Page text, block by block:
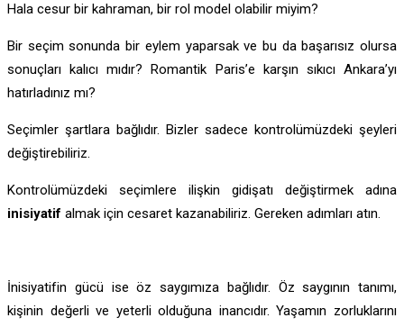
Hala cesur bir kahraman, bir rol model olabilir miyim?
Bir seçim sonunda bir eylem yaparsak ve bu da başarısız olursa
sonuçları kalıcı mıdır? Romantik Paris’e karşın sıkıcı Ankara’yı
hatırladınız mı?
Seçimler şartlara bağlıdır. Bizler sadece kontrolümüzdeki şeyleri
değiştirebiliriz.
Kontrolümüzdeki seçimlere ilişkin gidişatı değiştirmek adına
inisiyatif almak için cesaret kazanabiliriz. Gereken adımları atın.
İnisiyatifin gücü ise öz saygımıza bağlıdır. Öz saygının tanımı,
kişinin değerli ve yeterli olduğuna inancıdır. Yaşamın zorluklarını